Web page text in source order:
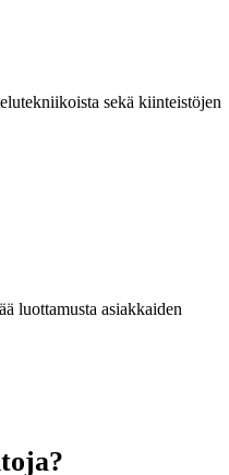
sekä kiinteistöjen
luottamusta asiakkaiden